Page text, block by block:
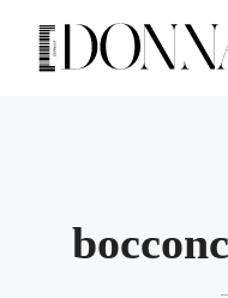
contenuto